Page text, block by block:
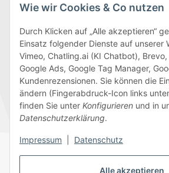
Alle akzeptieren
Wie wir Cookies & Co nutzen
Durch Klicken auf „Alle akzeptieren“
Einsatz folgender Dienste auf unserer
Vimeo, Chatling.ai (KI Chatbot),
Google Ads, Google Tag Manager,
Kundenrezensionen. Sie können die
ändern (Fingerabdruck-Icon links
finden Sie unter Konfigurieren und in
Datenschutzerklärung.
Impressum Datenschutz
Wir versenden mit
Folge uns